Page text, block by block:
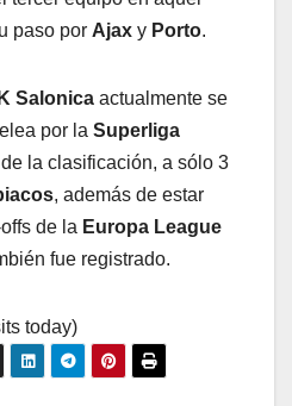
paso por Ajax y Porto.
Salonica actualmente se
por la Superliga
la clasificación, a sólo 3
, además de estar
de la Europa League
fue registrado.
today)